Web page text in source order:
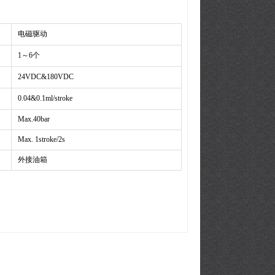
电磁驱动
1～6个
24VDC&180VDC
0.04&0.1ml/stroke
Max.40bar
Max. 1stroke/2s
外接油箱